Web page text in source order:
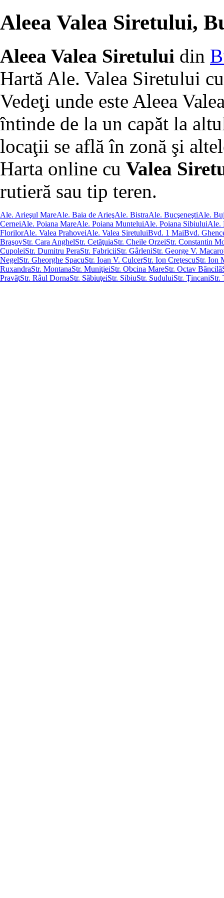
Aleea Valea Siretului,
Aleea Valea Siretului din
Hartă Ale. Valea Siretului
Vedeţi unde este Aleea
întinde de la un capăt la
locaţii se află în zonă şi
Harta online cu Valea
rutieră sau tip teren.
Ale. Arieşul MareAle. Baia de ArieşAle. BistraAle. BucşeneştiAle.
CerneiAle. Poiana MareAle. Poiana MunteluiAle. Poiana SibiuluiAle.
FlorilorAle. Valea PrahoveiAle. Valea SiretuluiBvd. 1 MaiBvd.
BraşovStr. Cara AnghelStr. CetăţuiaStr. Cheile OrzeiStr. Constantin
CupoleiStr. Dumitru PeraStr. FabriciiStr. GârleniStr. George V.
NegelStr. Gheorghe SpacuStr. Ioan V. CulcerStr. Ion CreţescuStr. Ion
RuxandraStr. MontanaStr. MuniţieiStr. Obcina MareStr. Octav Băncilă
PravăţStr. Râul DornaStr. SăbiuţeiStr. SibiuStr. SuduluiStr. ŢincaniStr.